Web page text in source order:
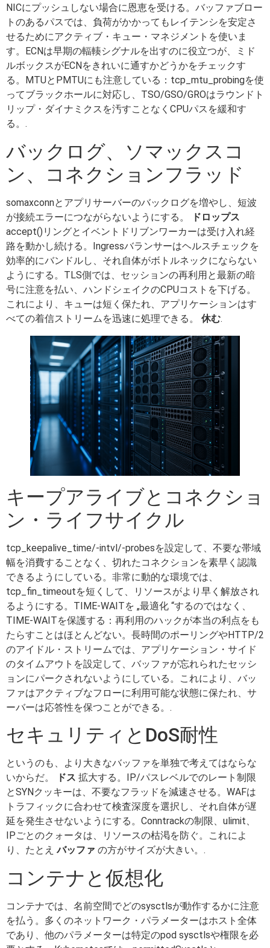
NICにプッシュしない場合に恩恵を受ける。バッファブロー
トのあるパスでは、負荷がかかってもレイテンシを安定さ
せるためにアクティブ・キュー・マネジメントを使いま
す。ECNは早期の輻輳シグナルを出すのに役立つが、ミド
ルボックスがECNをきれいに通すかどうかをチェックす
る。MTUとPMTUにも注意している：tcp_mtu_probingを使
ってブラックホールに対応し、TSO/GSO/GROはラウンドト
リップ・ダイナミクスを汚すことなくCPUパスを緩和す
る。.
バックログ、ソマックスコ
ン、コネクションフラッド
somaxconnとアプリサーバーのバックログを増やし、短波
が接続エラーにつながらないようにする。
ドロップス
accept()リングとイベントドリブンワーカーは受け入れ経
路を動かし続ける。Ingressバランサーはヘルスチェックを
効率的にバンドルし、それ自体がボトルネックにならない
ようにする。TLS側では、セッションの再利用と最新の暗
号に注意を払い、ハンドシェイクのCPUコストを下げる。
これにより、キューは短く保たれ、アプリケーションはす
べての着信ストリームを迅速に処理できる。 休む.
キープアライブとコネクショ
ン・ライフサイクル
tcp_keepalive_time/-intvl/-probesを設定して、不要な帯域
幅を消費することなく、切れたコネクションを素早く認識
できるようにしている。非常に動的な環境では、
tcp_fin_timeoutを短くして、リソースがより早く解放され
るようにする。TIME-WAITを „最適化 “するのではなく、
TIME-WAITを保護する：再利用のハックが本当の利点をも
たらすことはほとんどない。長時間のポーリングやHTTP/2
のアイドル・ストリームでは、アプリケーション・サイド
のタイムアウトを設定して、バッファが忘れられたセッシ
ョンにパークされないようにしている。これにより、バッ
ファはアクティブなフローに利用可能な状態に保たれ、サ
ーバーは応答性を保つことができる。.
セキュリティとDoS耐性
というのも、より大きなバッファを単独で考えてはならな
いからだ。
ドス 拡大する。IP/パスレベルでのレート制限
とSYNクッキーは、不要なフラッドを減速させる。WAFは
トラフィックに合わせて検査深度を選択し、それ自体が遅
延を発生させないようにする。Conntrackの制限、ulimit、
IPごとのクォータは、リソースの枯渇を防ぐ。これによ
り、たとえバッファ の方がサイズが大きい。.
コンテナと仮想化
コンテナでは、名前空間でどのsysctlsが動作するかに注意
を払う。多くのネットワーク・パラメーターはホスト全体
であり、他のパラメーターは特定のpod sysctlsや権限を必